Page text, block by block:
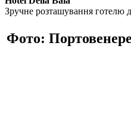
Зручне розташування готелю
Фото: